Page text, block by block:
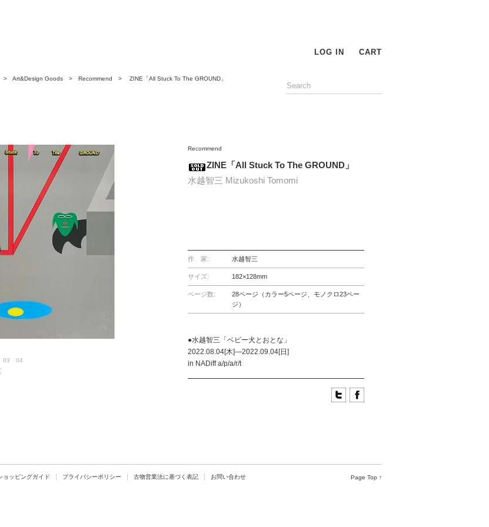
LOG IN CART
> Art&Design Goods > Recommend > ZINE「All Stuck To The GROUND」
03
04
Recommend
ZINE「All Stuck To The GROUND」
水越智三 Mizukoshi Tomomi
作 家: 水越智三
サイズ: 182×128mm
ページ数:
28ページ（カラー5ページ、モノクロ23ペー
ジ）
●水越智三「ベビー犬とおとな」
2022.08.04[木]—2022.09.04[日]
in NADiff a/p/a/r/t
Page Top ↑
ョッピングガイド プライバシーポリシー 古物営業法に基づく表記 お問い合わせ